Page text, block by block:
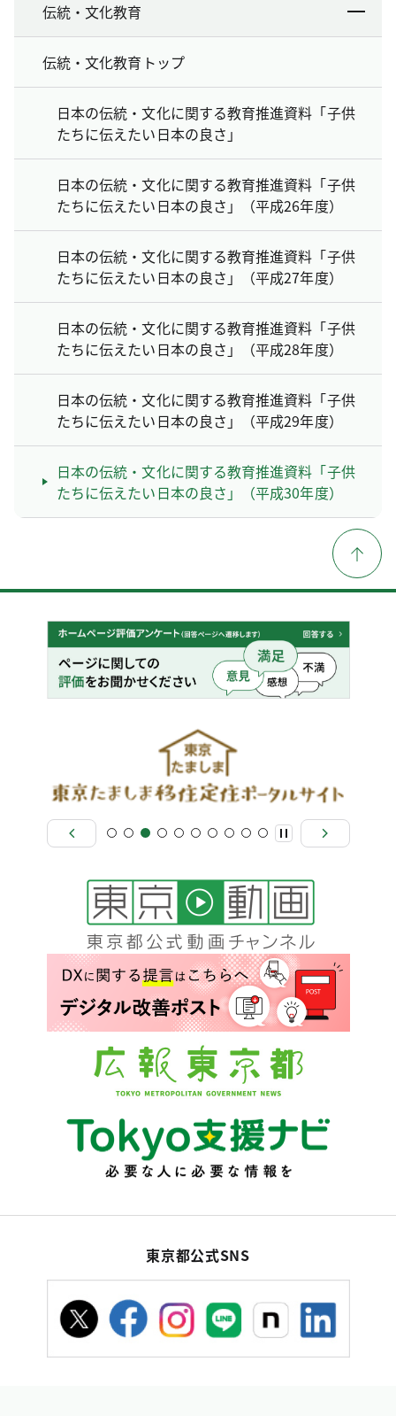
伝統・文化教育
伝統・文化教育トップ
日本の伝統・文化に関する教育推進資料「子供
たちに伝えたい日本の良さ」
日本の伝統・文化に関する教育推進資料「子供
たちに伝えたい日本の良さ」（平成26年度）
日本の伝統・文化に関する教育推進資料「子供
たちに伝えたい日本の良さ」（平成27年度）
日本の伝統・文化に関する教育推進資料「子供
たちに伝えたい日本の良さ」（平成28年度）
日本の伝統・文化に関する教育推進資料「子供
たちに伝えたい日本の良さ」（平成29年度）
日本の伝統・文化に関する教育推進資料「子供
たちに伝えたい日本の良さ」（平成30年度）
東京都公式SNS